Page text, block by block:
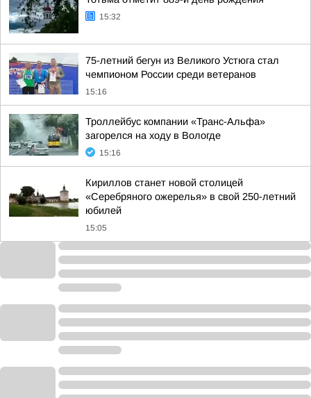
15:32
75-летний бегун из Великого Устюга стал
чемпионом России среди ветеранов
15:16
Троллейбус компании «Транс-Альфа»
загорелся на ходу в Вологде
15:16
Кириллов станет новой столицей
«Серебряного ожерелья» в свой 250-летний
юбилей
15:05